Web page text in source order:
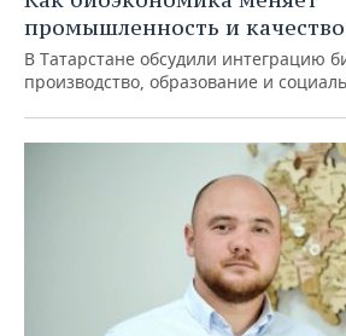
промышленность и
В Татарстане обсудили интеграцию
производство, образование и